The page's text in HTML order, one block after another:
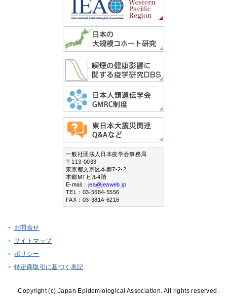
一般社団法人日本疫学会事務局
〒113-0033
東京都文京区本郷7-2-2
本郷MTビル4階
E-mail： jea@jeaweb.jp
TEL：03-5684-5556
FAX：03-3814-6216
お問合せ
サイトマップ
ポリシー
特定商取引に基づく表記
Copyright (c) Japan Epidemiological Association. All rights reserved.